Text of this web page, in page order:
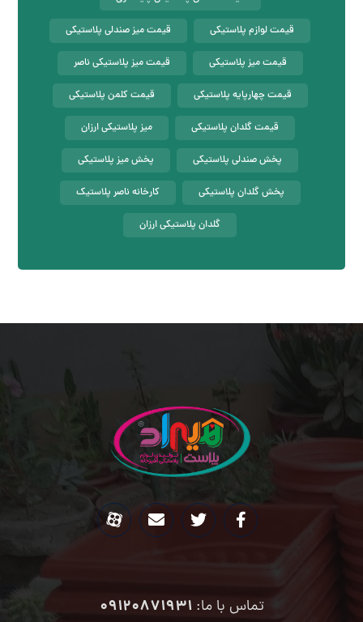
قیمت لوازم پلاستیکی قیمت میز صندلی پلاستیکی
قیمت میز پلاستیکی قیمت میز پلاستیکی ناصر
قیمت چهارپایه پلاستیکی قیمت کلمن پلاستیکی
قیمت گلدان پلاستیکی میز پلاستیکی ارزان
پخش صندلی پلاستیکی پخش میز پلاستیکی
پخش گلدان پلاستیکی کارخانه ناصر پلاستیک
گلدان پلاستیکی ارزان
تماس با ما:09120871931